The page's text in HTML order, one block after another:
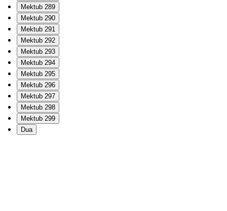
Mektub 289
Mektub 290
Mektub 291
Mektub 292
Mektub 293
Mektub 294
Mektub 295
Mektub 296
Mektub 297
Mektub 298
Mektub 299
Dua